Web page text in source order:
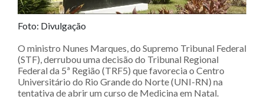
Foto: Divulgação
O ministro Nunes Marques, do Supremo Tribunal Federal
(STF), derrubou uma decisão do Tribunal Regional
Federal da 5ª Região (TRF5) que favorecia o Centro
Universitário do Rio Grande do Norte (UNI-RN) na
tentativa de abrir um curso de Medicina em Natal.